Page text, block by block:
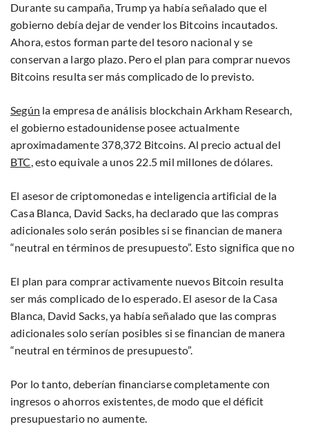
Durante su campaña, Trump ya había señalado que el
gobierno debía dejar de vender los Bitcoins incautados.
Ahora, estos forman parte del tesoro nacional y se
conservan a largo plazo. Pero el plan para comprar nuevos
Bitcoins resulta ser más complicado de lo previsto.
Según la empresa de análisis blockchain Arkham Research,
el gobierno estadounidense posee actualmente
aproximadamente 378,372 Bitcoins. Al precio actual del
BTC, esto equivale a unos 22.5 mil millones de dólares.
El asesor de criptomonedas e inteligencia artificial de la
Casa Blanca, David Sacks, ha declarado que las compras
adicionales solo serán posibles si se financian de manera
“neutral en términos de presupuesto”. Esto significa que no
El plan para comprar activamente nuevos Bitcoin resulta
ser más complicado de lo esperado. El asesor de la Casa
Blanca, David Sacks, ya había señalado que las compras
adicionales solo serían posibles si se financian de manera
“neutral en términos de presupuesto”.
Por lo tanto, deberían financiarse completamente con
ingresos o ahorros existentes, de modo que el déficit
presupuestario no aumente.